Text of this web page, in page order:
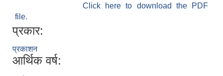
Click here to download the PDF
file.
प्रकार:
प्रकाशन
आर्थिक वर्ष: